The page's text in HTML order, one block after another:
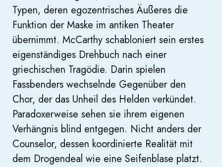
Typen, deren egozentrisches Äußeres die
Funktion der Maske im antiken Theater
übernimmt. McCarthy schabloniert sein erstes
eigenständiges Drehbuch nach einer
griechischen Tragödie. Darin spielen
Fassbenders wechselnde Gegenüber den
Chor, der das Unheil des Helden verkündet.
Paradoxerweise sehen sie ihrem eigenen
Verhängnis blind entgegen. Nicht anders der
Counselor, dessen koordinierte Realität mit
dem Drogendeal wie eine Seifenblase platzt.